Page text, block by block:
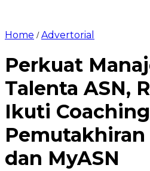
Home /Advertorial
Perkuat
Talenta ASN,
Ikuti
Pemutakhiran
dan MyASN